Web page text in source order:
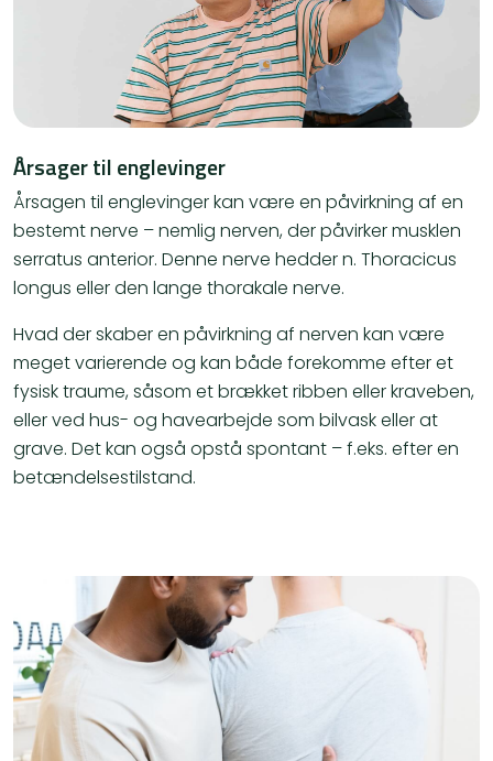
Årsager til englevinger
Årsagen til englevinger kan være en påvirkning af en
bestemt nerve – nemlig nerven, der påvirker musklen
serratus anterior. Denne nerve hedder n. Thoracicus
longus eller den lange thorakale nerve.
Hvad der skaber en påvirkning af nerven kan være
meget varierende og kan både forekomme efter et
fysisk traume, såsom et brækket ribben eller kraveben,
eller ved hus- og havearbejde som bilvask eller at
grave. Det kan også opstå spontant – f.eks. efter en
betændelsestilstand.